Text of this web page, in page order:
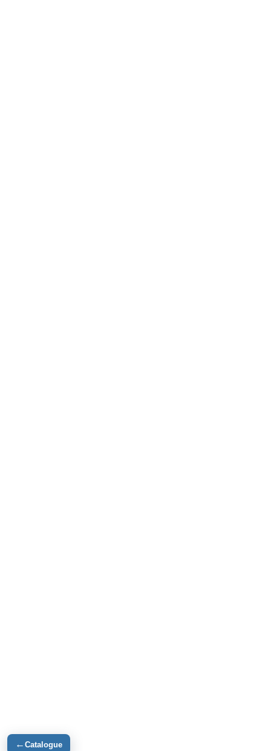
← Catalogue